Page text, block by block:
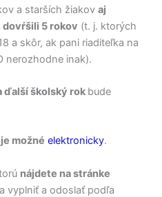
a starších žiakov aj
dovŕšili 5 rokov (t. j. ktorých
a skôr, ak pani riaditeľka na
nerozhodne inak).
ďalší školský rok bude
je možné elektronicky.
nájdete na stránke
vyplniť a odoslať podľa